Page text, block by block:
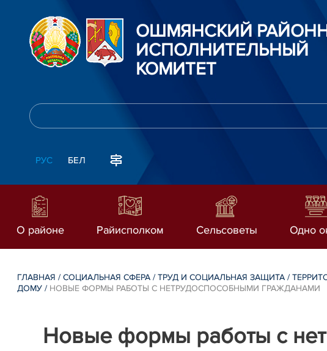
ОШМЯНСКИЙ
ИСПОЛНИТЕЛЬНЫЙ
КОМИТЕТ
РУС БЕЛ
О районе Райисполком Сельсоветы Одно
ГЛАВНАЯ /СОЦИАЛЬНАЯ СФЕРА /ТРУД И СОЦИАЛЬНАЯ ЗАЩИТА /
ДОМУ / НОВЫЕ ФОРМЫ РАБОТЫ С НЕТРУДОСПОСОБНЫМИ ГРАЖДАНАМИ
Новые формы работы с